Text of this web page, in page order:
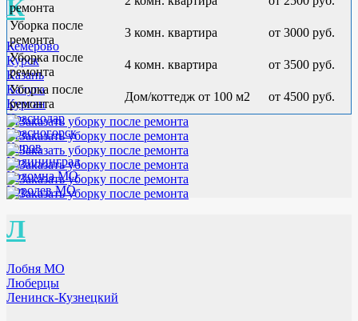
К
Кемерово
Курск
Казань
Калуга
Курган
Краснодар
Красногорск
Киров
Калининград
Коломна МО
Королев МО
Л
Лобня МО
Люберцы
Ленинск-Кузнецкий
ремонта
Уборка после
ремонта
3 комн. квартира
от 3000 руб.
Уборка после
ремонта
4 комн. квартира
от 3500 руб.
Уборка после
ремонта
Дом/коттедж от 100 м2 от 4500 руб.